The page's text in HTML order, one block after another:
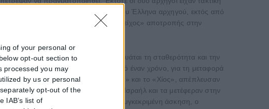
of your personal or
opt-out section to
processed you may
by us or personal
opt-out of the
IAB’s list of
είναι καλύτερη, καθώς η παρουσία του Έλληνα αρχηγού, εκτός από
Ελλάδα και το Ισραήλ να στήνουν «τείχος» αποτροπής στην
συνεργασίας που εγγυάται τη σταθερότητα και την
της οποίας ξεκίνησε πριν από έναν χρόνο, για τη μεταφορά
ελληνικά αρματαγωγά, το «Λέσβος» και το «Χίος», απέπλευσαν
των Ειδικών Δυνάμεων του Ισραήλ και τα μετέφεραν στην
η συμμετοχή του Ισραήλ στη συγκεκριμένη άσκηση, ο